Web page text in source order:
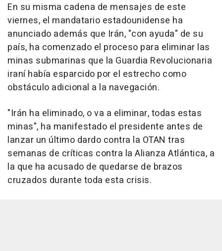
En su misma cadena de mensajes de este
viernes, el mandatario estadounidense ha
anunciado además que Irán, "con ayuda" de su
país, ha comenzado el proceso para eliminar las
minas submarinas que la Guardia Revolucionaria
iraní había esparcido por el estrecho como
obstáculo adicional a la navegación.
"Irán ha eliminado, o va a eliminar, todas estas
minas", ha manifestado el presidente antes de
lanzar un último dardo contra la OTAN tras
semanas de críticas contra la Alianza Atlántica, a
la que ha acusado de quedarse de brazos
cruzados durante toda esta crisis.